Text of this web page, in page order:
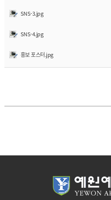
SNS-3.jpg
SNS-4.jpg
홍보 포스터.jpg